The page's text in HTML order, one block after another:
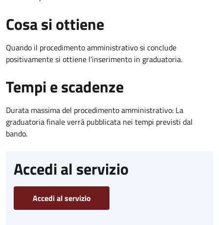
Cosa si ottiene
Quando il procedimento amministrativo si conclude
positivamente si ottiene l'inserimento in graduatoria.
Tempi e scadenze
Durata massima del procedimento amministrativo: La
graduatoria finale verrà pubblicata nei tempi previsti dal
bando.
Accedi al servizio
Accedi al servizio